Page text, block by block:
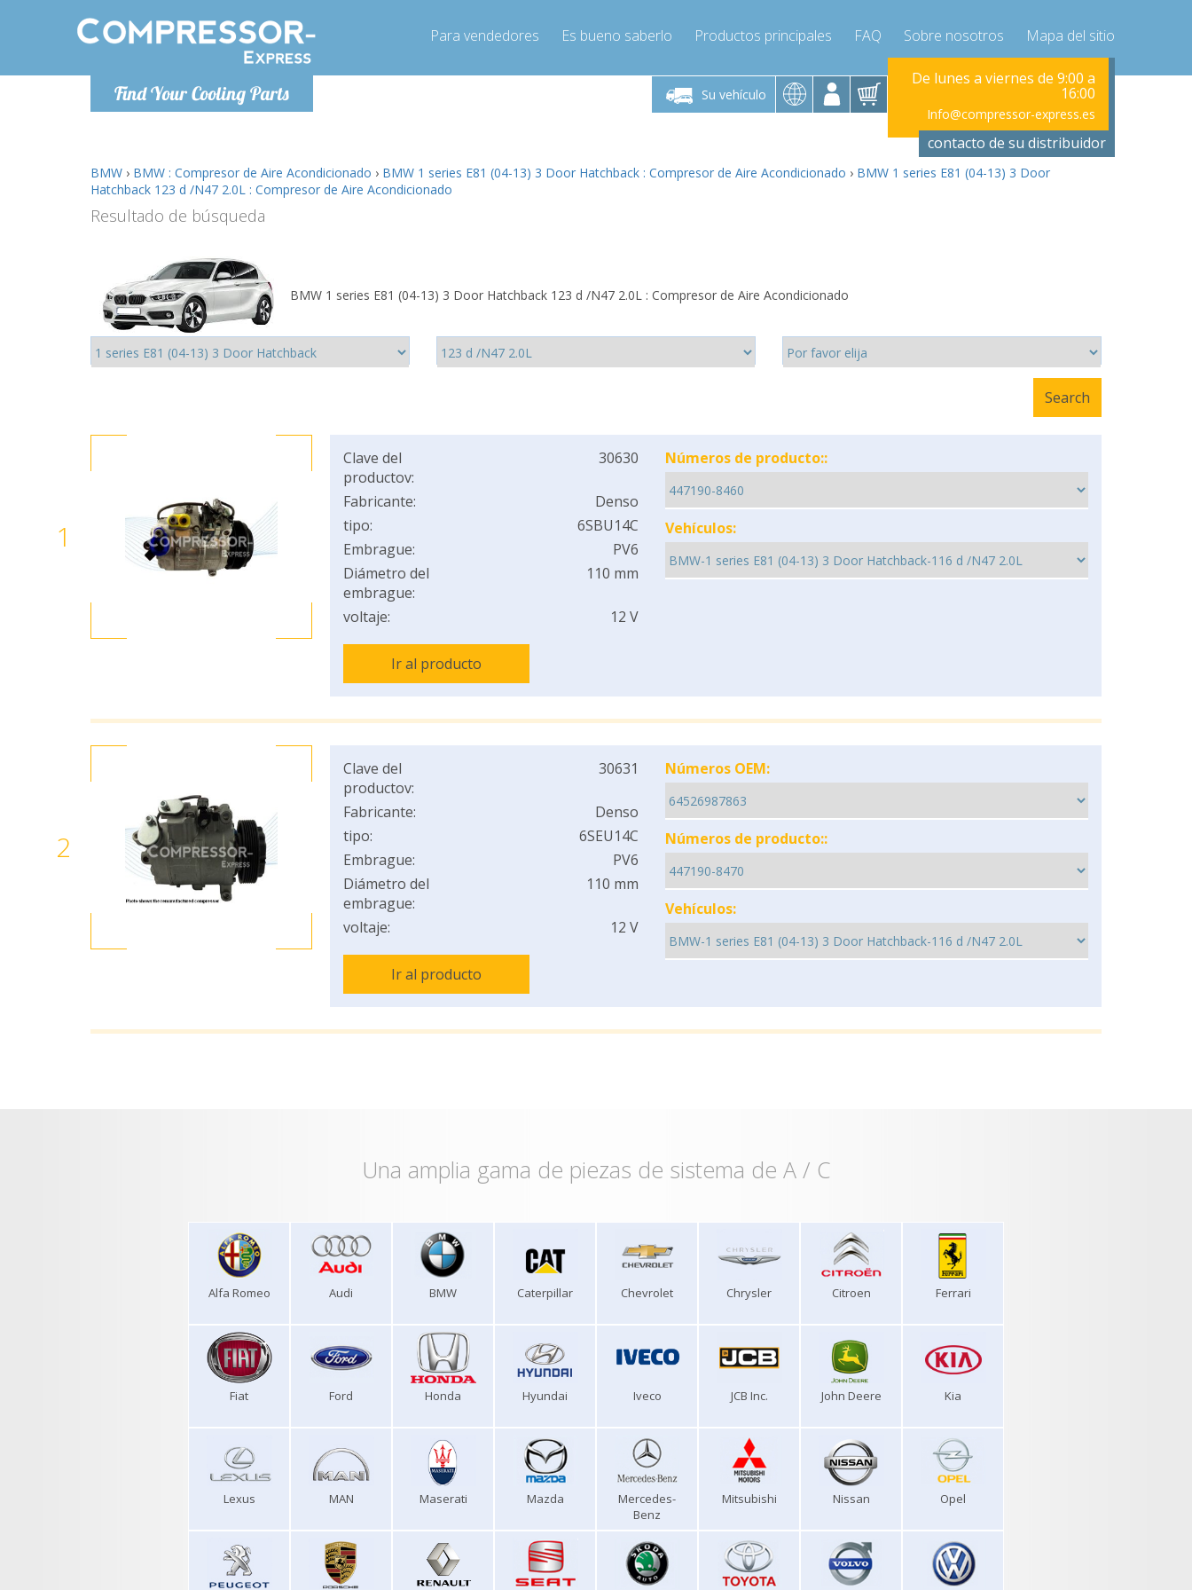
Find Your Cooling Parts
Para vendedores Es bueno saberlo Productos principales FAQ Sobre nosotros Mapa del sitio
Su vehículo
De lunes a viernes de 9:00 a De lunes a viernes de 9:00 a
16:00
Info@compressor-express.es
De lunes a viernes de 9:00 a
16:00
Info@compressor-express.es
De lunes a viernes de 9:00 a
16:00
Info@compressor-express.es
De lunes a
contacto de su distribuidor
BMW › BMW : Compresor de Aire Acondicionado › BMW 1 series E81 (04-13) 3 Door Hatchback : Compresor de Aire Acondicionado › BMW 1 series E81 (04-13) 3 Door
Hatchback 123 d /N47 2.0L : Compresor de Aire Acondicionado
Resultado de búsqueda
BMW 1 series E81 (04-13) 3 Door Hatchback 123 d /N47 2.0L : Compresor de Aire Acondicionado
1
Clave del
productov:
30630
Fabricante:
Denso
tipo:
6SBU14C
Embrague:
PV6
Diámetro del
embrague:
110 mm
voltaje: 12 V
Ir al producto
Números de producto::
Vehículos:
2
Clave del
productov:
30631
Fabricante:
Denso
tipo:
6SEU14C
Embrague:
PV6
Diámetro del
embrague:
110 mm
voltaje: 12 V
Ir al producto
Números OEM:
Números de producto::
Vehículos:
Una amplia gama de piezas de sistema de A / C
Alfa Romeo Audi BMW Caterpillar Chevrolet Chrysler Citroen Ferrari
Fiat Ford Honda Hyundai Iveco JCB Inc. John Deere Kia
Lexus MAN Maserati Mazda
Mercedes-
Benz
Mitsubishi Nissan Opel